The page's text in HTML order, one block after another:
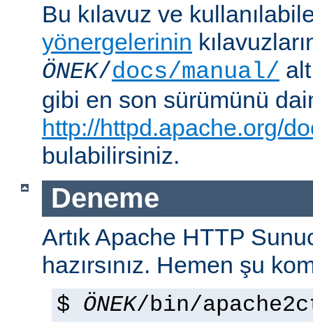
Bu kılavuz ve
yönergelerinin
ÖNEK/docs/manual/
gibi en son sürümünü
http://httpd.apache.org/
bulabilirsiniz.
Deneme
Artık Apache HTTP
hazırsınız. Hemen şu
$ ÖNEK/bin/